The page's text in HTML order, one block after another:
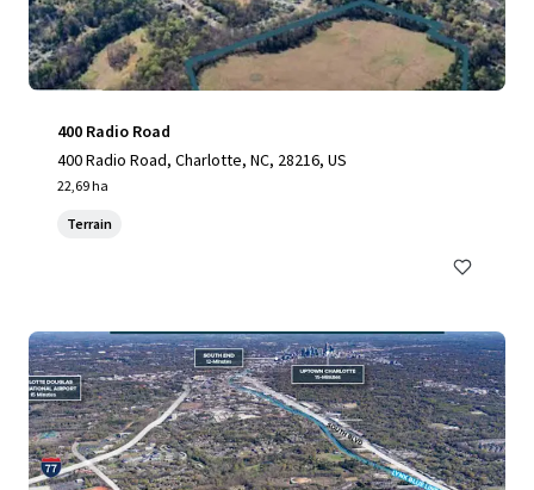
400 Radio Road
400 Radio Road, Charlotte, NC, 28216, US
22,69 ha
Terrain